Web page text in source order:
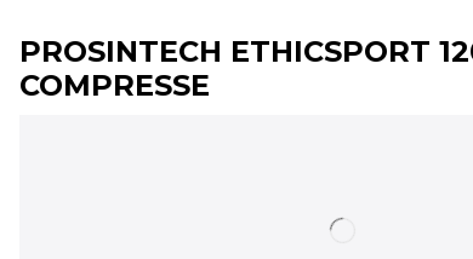
PROSINTECH ETHICSPORT
COMPRESSE